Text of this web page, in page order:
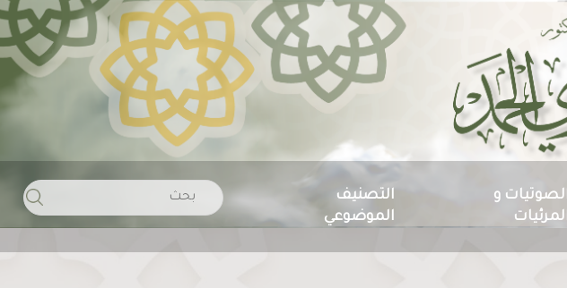
و
التصنيف
الموضوعي
Search